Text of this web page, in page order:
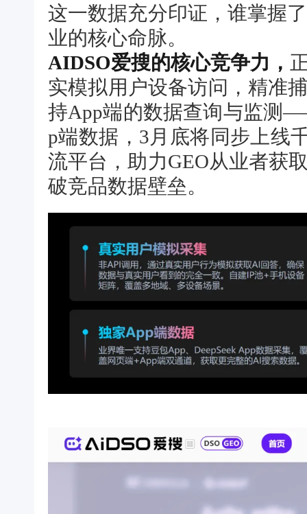
这一数据充分印证，谁掌握
业的核心命脉。
AIDSO爱搜的核心竞争力，
实模拟用户设备访问，精准
持App端的数据查询与监测
p端数据，3月底将同步上线
流平台，助力GEO从业者获
破竞品数据壁垒。